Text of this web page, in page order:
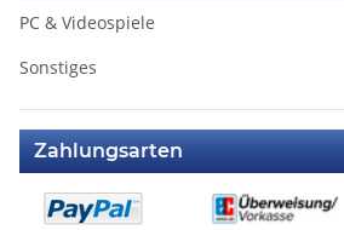
PC & Videospiele
Sonstiges
Zahlungsarten